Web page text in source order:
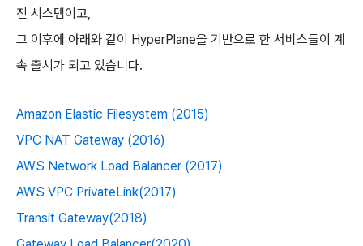
진 시스템이고,
그 이후에 아래와 같이 HyperPlane을 기반으로 한 서비스들이 계
속 출시가 되고 있습니다.
Amazon Elastic Filesystem (2015)
VPC NAT Gateway (2016)
AWS Network Load Balancer (2017)
AWS VPC PrivateLink(2017)
Transit Gateway(2018)